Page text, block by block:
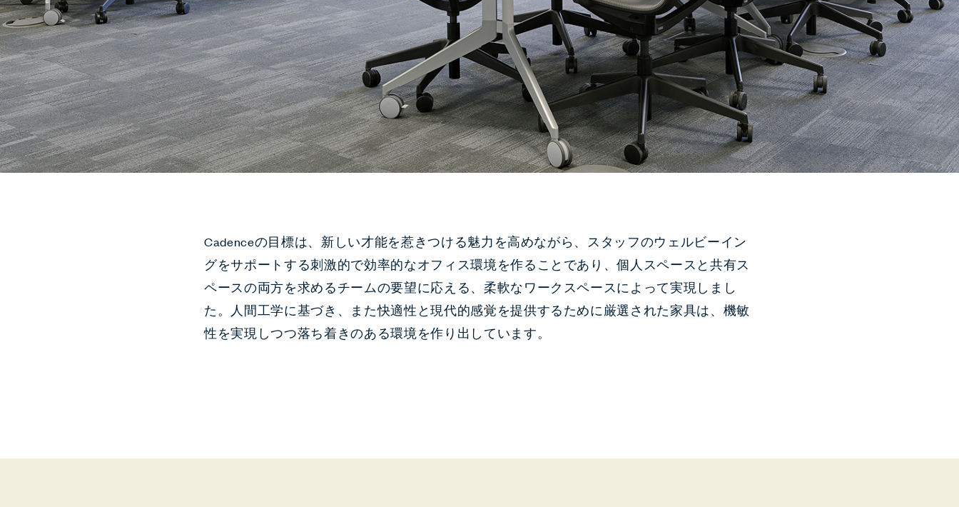
Cadenceの目標は、新しい才能を惹きつける魅力を高めながら、スタッフのウェルビーイン
グをサポートする刺激的で効率的なオフィス環境を作ることであり、個人スペースと共有ス
ペースの両方を求めるチームの要望に応える、柔軟なワークスペースによって実現しまし
た。人間工学に基づき、また快適性と現代的感覚を提供するために厳選された家具は、機敏
性を実現しつつ落ち着きのある環境を作り出しています。